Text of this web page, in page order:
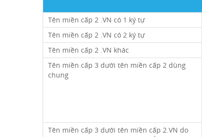
Tên miền cấp 2 .VN có 1 ký tự
Tên miền cấp 2 .VN có 2 ký tự
Tên miền cấp 2 .VN khác
Tên miền cấp 3 dưới tên miền cấp 2 dùng
chung
Tên miền cấp 3 dưới tên miền cấp 2.VN do